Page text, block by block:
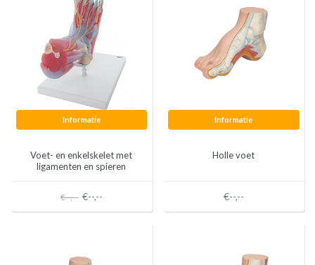
Informatie
Voet- en enkelskelet met
ligamenten en spieren
€--,-- €--,--
Informatie
Holle voet
€--,--